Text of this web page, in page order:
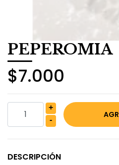
PEPEROMIA
$7.000
+
-
DESCRIPCIÓN